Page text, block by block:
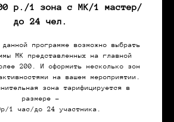
р./1 зона с МК/1 мастер/
до 24 чел.
программе возможно выбрать
МК представленных на главной
200. И оформить несколько зон
на вашем мероприятии.
зона тарифицируется в
размере -
1 час/до 24 участника.